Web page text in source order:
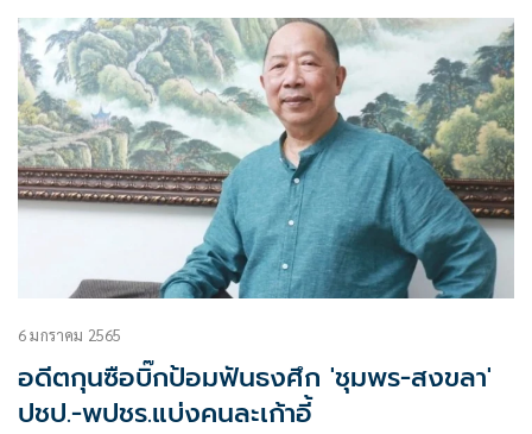
6 มกราคม 2565
อดีตกุนซือบิ๊กป้อมฟันธงศึก 'ชุมพร-สงขลา'
ปชป.-พปชร.แบ่งคนละเก้าอี้